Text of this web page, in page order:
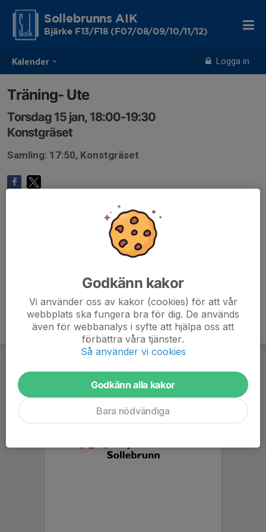
Kalender Logga in
Sollebrunns AIK
Bjärke F13/F18 (F07/08/09/10/11/12)
Träning- Ute
Torsdag 15 jan, 18:00-19:30
Konstgräset
Samling: 17:50, Konstgräset
Godkänn kakor
Vi använder oss av kakor (cookies) för att vår
webbplats ska fungera bra för dig. De används
även för webbanalys i syfte att hjälpa oss att
förbättra våra tjänster.
Så använder vi cookies
Godkänn alla kakor
Bara nödvändiga